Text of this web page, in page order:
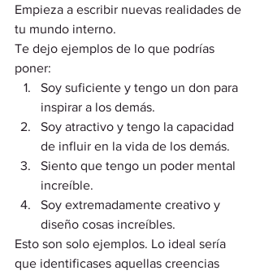
Empieza a escribir nuevas realidades de
tu mundo interno.
Te dejo ejemplos de lo que podrías
poner:
Soy suficiente y tengo un don para
inspirar a los demás.
Soy atractivo y tengo la capacidad
de influir en la vida de los demás.
Siento que tengo un poder mental
increíble.
Soy extremadamente creativo y
diseño cosas increíbles.
Esto son solo ejemplos. Lo ideal sería
que identificases aquellas creencias